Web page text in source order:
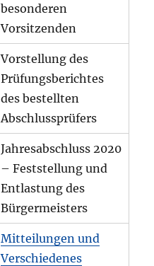
besonderen
Vorsitzenden
Vorstellung des
Prüfungsberichtes
des bestellten
Abschlussprüfers
Jahresabschluss 2020
– Feststellung und
Entlastung des
Bürgermeisters
Mitteilungen und
Verschiedenes